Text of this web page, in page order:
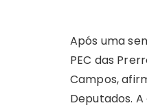
Após uma
PEC das
Campos,
Deputados.